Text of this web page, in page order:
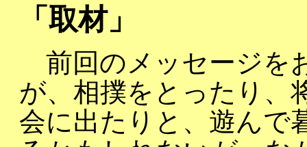
「取材」
前回のメッセージを
が、相撲をとったり、
会に出たりと、遊んで